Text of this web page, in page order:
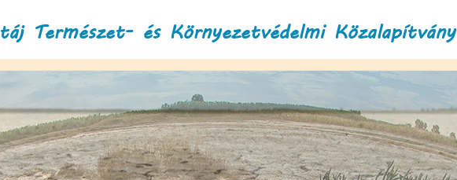
Természet- és Környezetvédelmi Közalapítvány